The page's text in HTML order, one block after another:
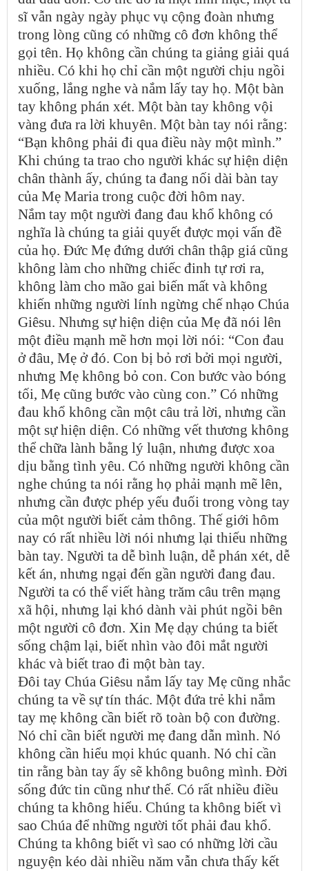
sĩ vẫn ngày ngày phục vụ cộng đoàn nhưng
trong lòng cũng có những cô đơn không thể
gọi tên. Họ không cần chúng ta giảng giải quá
nhiều. Có khi họ chỉ cần một người chịu ngồi
xuống, lắng nghe và nắm lấy tay họ. Một bàn
tay không phán xét. Một bàn tay không vội
vàng đưa ra lời khuyên. Một bàn tay nói rằng:
“Bạn không phải đi qua điều này một mình.”
Khi chúng ta trao cho người khác sự hiện diện
chân thành ấy, chúng ta đang nối dài bàn tay
của Mẹ Maria trong cuộc đời hôm nay.
Nắm tay một người đang đau khổ không có
nghĩa là chúng ta giải quyết được mọi vấn đề
của họ. Đức Mẹ đứng dưới chân thập giá cũng
không làm cho những chiếc đinh tự rơi ra,
không làm cho mão gai biến mất và không
khiến những người lính ngừng chế nhạo Chúa
Giêsu. Nhưng sự hiện diện của Mẹ đã nói lên
một điều mạnh mẽ hơn mọi lời nói: “Con đau
ở đâu, Mẹ ở đó. Con bị bỏ rơi bởi mọi người,
nhưng Mẹ không bỏ con. Con bước vào bóng
tối, Mẹ cũng bước vào cùng con.” Có những
đau khổ không cần một câu trả lời, nhưng cần
một sự hiện diện. Có những vết thương không
thể chữa lành bằng lý luận, nhưng được xoa
dịu bằng tình yêu. Có những người không cần
nghe chúng ta nói rằng họ phải mạnh mẽ lên,
nhưng cần được phép yếu đuối trong vòng tay
của một người biết cảm thông. Thế giới hôm
nay có rất nhiều lời nói nhưng lại thiếu những
bàn tay. Người ta dễ bình luận, dễ phán xét, dễ
kết án, nhưng ngại đến gần người đang đau.
Người ta có thể viết hàng trăm câu trên mạng
xã hội, nhưng lại khó dành vài phút ngồi bên
một người cô đơn. Xin Mẹ dạy chúng ta biết
sống chậm lại, biết nhìn vào đôi mắt người
khác và biết trao đi một bàn tay.
Đôi tay Chúa Giêsu nắm lấy tay Mẹ cũng nhắc
chúng ta về sự tín thác. Một đứa trẻ khi nắm
tay mẹ không cần biết rõ toàn bộ con đường.
Nó chỉ cần biết người mẹ đang dẫn mình. Nó
không cần hiểu mọi khúc quanh. Nó chỉ cần
tin rằng bàn tay ấy sẽ không buông mình. Đời
sống đức tin cũng như thế. Có rất nhiều điều
chúng ta không hiểu. Chúng ta không biết vì
sao Chúa để những người tốt phải đau khổ.
Chúng ta không biết vì sao có những lời cầu
nguyện kéo dài nhiều năm vẫn chưa thấy kết